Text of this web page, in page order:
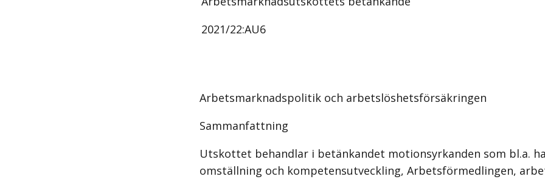
2021/22:AU6
Arbetsmarknadspolitik och arbetslöshetsförsäkringen
Sammanfattning
Utskottet behandlar i betänkandet motionsyrkanden som bl.a.
omställning och kompetensutveckling, Arbetsförmedlingen,